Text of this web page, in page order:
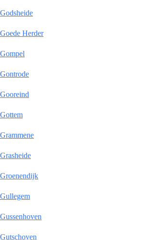
Godsheide
Goede Herder
Gompel
Gontrode
Gooreind
Gottem
Grammene
Grasheide
Groenendijk
Gullegem
Gussenhoven
Gutschoven